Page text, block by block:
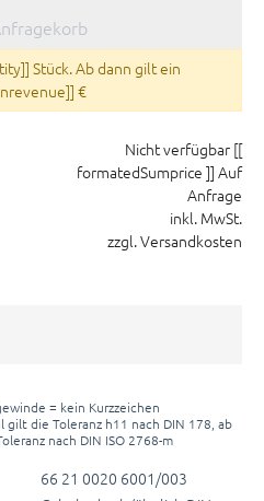
Stück. Ab dann gilt ein
€
Nicht verfügbar [[
formatedSumprice ]] Auf
Anfrage
inkl. MwSt.
zzgl. Versandkosten
= kein Kurzzeichen
die Toleranz h11 nach DIN 178, ab
nach DIN ISO 2768-m
66 21 0020 6001/003